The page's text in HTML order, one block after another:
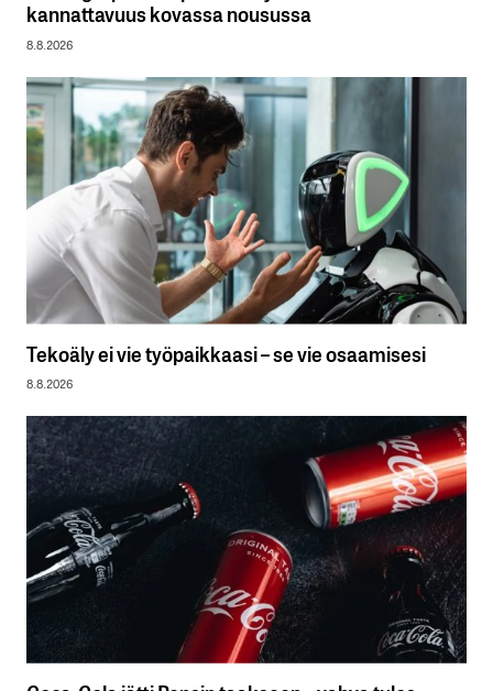
kannattavuus kovassa nousussa
8.8.2026
Tekoäly ei vie työpaikkaasi – se vie osaamisesi
8.8.2026